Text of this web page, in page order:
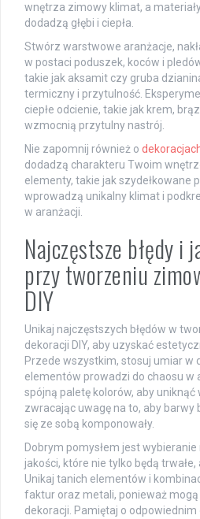
wnętrza zimowy klimat, a
dodadzą głębi i ciepła.
Stwórz warstwowe aranżacje,
w postaci poduszek, koców i
takie jak aksamit czy gruba
termiczny i przytulność.
ciepłe odcienie, takie jak krem,
wzmocnią przytulny nastrój.
Nie zapomnij również o
dodadzą charakteru Twoim
elementy, takie jak szydełkowane
wprowadzą unikalny klimat i
w aranżacji.
Najczęstsze błędy i
przy tworzeniu
DIY
Unikaj najczęstszych błędów w
dekoracji DIY, aby uzyskać
Przede wszystkim, stosuj umiar w
elementów prowadzi do chaosu w
spójną paletę kolorów, aby uniknąć
zwracając uwagę na to, aby barwy
się ze sobą komponowały.
Dobrym pomysłem jest
jakości, które nie tylko będą
Unikaj tanich elementów i
faktur oraz metali, ponieważ
dekoracji. Pamiętaj o